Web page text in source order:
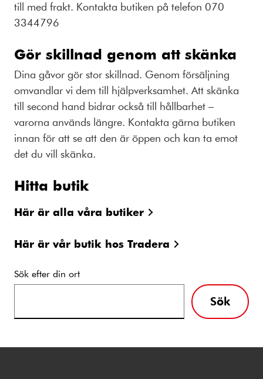
till med frakt. Kontakta butiken på telefon 070
3344796
Gör skillnad genom att skänka
Dina gåvor gör stor skillnad. Genom försäljning
omvandlar vi dem till hjälpverksamhet. Att skänka
till second hand bidrar också till hållbarhet –
varorna används längre. Kontakta gärna butiken
innan för att se att den är öppen och kan ta emot
det du vill skänka.
Hitta butik
Här är alla våra butiker
Här är vår butik hos Tradera
Sök efter din ort
Sök